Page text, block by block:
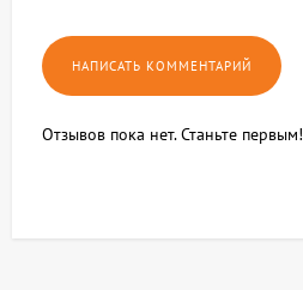
Отзывов пока нет. Станьте первым!